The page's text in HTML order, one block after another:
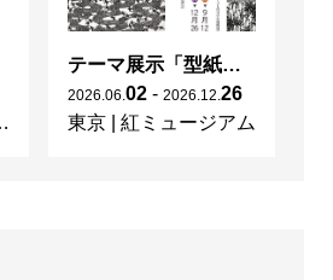
テーマ展示「型紙 KATAGAMI Collection」
2026 06 02 - 2026 12 26
東京
紅ミュージアム